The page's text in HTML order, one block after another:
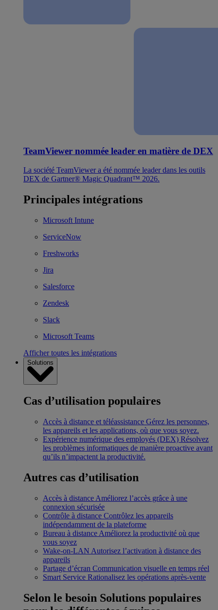
TeamViewer nommée leader en matière de DEX
La société TeamViewer a été nommée leader dans les outils
DEX de Gartner® Magic Quadrant™ 2026.
Principales intégrations
Microsoft Intune
ServiceNow
Freshworks
Jira
Salesforce
Zendesk
Slack
Microsoft Teams
Afficher toutes les intégrations
Solutions
Cas d’utilisation populaires
Accès à distance et téléassistance Gérez les personnes,
les appareils et les applications, où que vous soyez.
Expérience numérique des employés (DEX) Résolvez
les problèmes informatiques de manière proactive avant
qu’ils n’impactent la productivité.
Autres cas d’utilisation
Accès à distance Améliorez l’accès grâce à une
connexion sécurisée
Contrôle à distance Contrôlez les appareils
indépendamment de la plateforme
Bureau à distance Améliorez la productivité où que
vous soyez
Wake-on-LAN Autorisez l’activation à distance des
appareils
Partage d’écran Communication visuelle en temps réel
Smart Service Rationalisez les opérations après-vente
Selon le besoin Solutions populaires